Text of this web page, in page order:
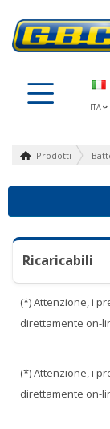
ITA
Prodotti
Ricaricabili
(*) Attenzione, i
direttamente on-
(*) Attenzione, i
direttamente on-